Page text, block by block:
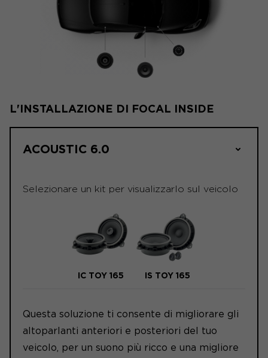
L'INSTALLAZIONE DI FOCAL INSIDE
ACOUSTIC 6.0
Selezionare un kit per visualizzarlo sul veicolo
IC TOY 165 IS TOY 165
Questa soluzione ti consente di migliorare gli
altoparlanti anteriori e posteriori del tuo
veicolo, per un suono più ricco e una migliore